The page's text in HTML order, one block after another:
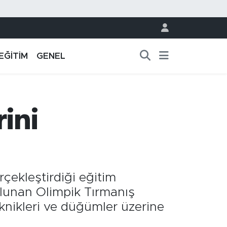
EĞİTİM GENEL
eğitim
Olimpik Tırmanış
ve düğümler üzerine